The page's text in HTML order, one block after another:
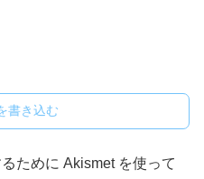
書き込む
ために Akismet を使って